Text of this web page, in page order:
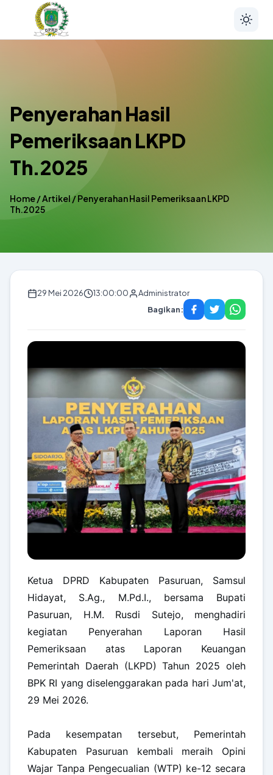
Penyerahan Hasil
Pemeriksaan LKPD
Th.2025
Home/Artikel /Penyerahan Hasil Pemeriksaan LKPD
Th.2025
29 Mei 2026 13:00:00
Administrator
Bagikan:
Ketua DPRD Kabupaten Pasuruan, Samsul
Hidayat, S.Ag., M.Pd.I., bersama Bupati
Pasuruan, H.M. Rusdi Sutejo, menghadiri
kegiatan Penyerahan Laporan Hasil
Pemeriksaan atas Laporan Keuangan
Pemerintah Daerah (LKPD) Tahun 2025 oleh
BPK RI yang diselenggarakan pada hari Jum'at,
29 Mei 2026.
Pada kesempatan tersebut, Pemerintah
Kabupaten Pasuruan kembali meraih Opini
Wajar Tanpa Pengecualian (WTP) ke-12 secara